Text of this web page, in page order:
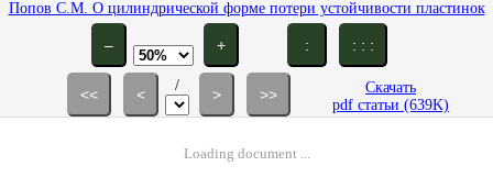
Попов C.М. О цилиндрической форме потери устойчивости пластинок
за пределом упругости // ПММ. 1950. Т. 14. Вып. 5. С. 543-552.
– + : : : :
<< <
/
> >>
Скачать
pdf статьи (639K)
Loading document ...